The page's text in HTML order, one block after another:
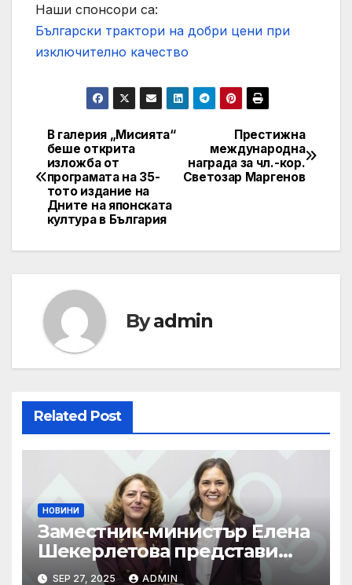
Наши спонсори са:
Български трактори на добри цени при
изключително качество
Post
navigation
Престижна
международна
награда за чл.-кор.
Светозар Маргенов
В галерия „Мисията“
беше открита
изложба от
програмата на 35-
тото издание на
Дните на японската
култура в България
Byadmin
Related Post
НОВИНИ
Заместник-министър Елена
Шекерлетова представи
българската позиция на
SEP 27, 2025 ADMIN